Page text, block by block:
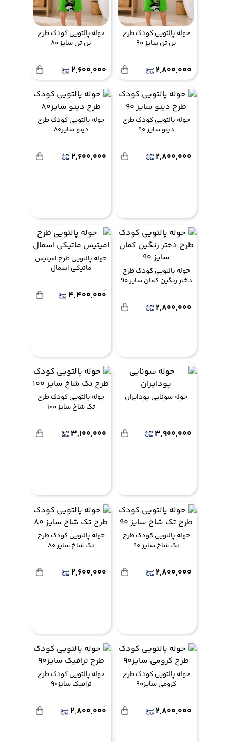
حوله پالتویی کودک طرح
بن تن سایز 90
2,800,000
حوله پالتویی کودک طرح
بن تن سایز 80
2,600,000
حوله پالتویی کودک طرح
دینو سایز 90
2,800,000
حوله پالتویی کودک طرح
دینو سایز80
2,600,000
حوله پالتویی کودک طرح
دختر رنگین کمان سایز 90
2,800,000
حوله پالتویی طرح امیتیس
ماتیکی اسمال
4,400,000
حوله سونایی پودایران
3,900,000
حوله پالتویی کودک طرح
تک شاخ سایز 100
3,100,000
حوله پالتویی کودک طرح
تک شاخ سایز 90
2,800,000
حوله پالتویی کودک طرح
تک شاخ سایز 80
2,600,000
حوله پالتویی کودک طرح
کرومی سایز90
2,800,000
حوله پالتویی کودک طرح
ترافیک سایز90
2,800,000